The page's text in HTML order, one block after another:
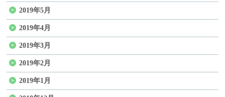
2019年5月
2019年4月
2019年3月
2019年2月
2019年1月